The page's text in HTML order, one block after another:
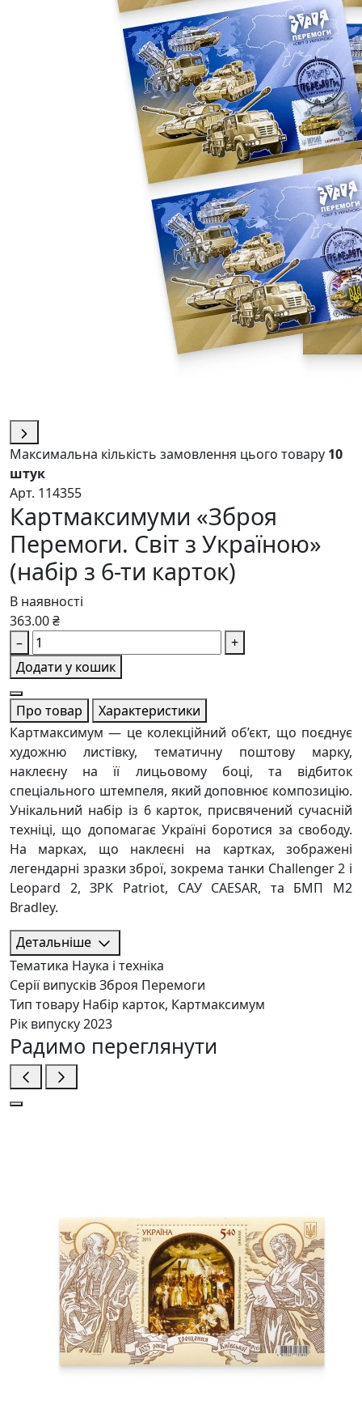
Максимальна кількість замовлення цього товару 10
штук
Арт. 114355
Картмаксимуми «Зброя
Перемоги. Світ з Україною»
(набір з 6-ти карток)
В наявності
363.00 ₴
–
+
Додати у кошик
Про товар
Характеристики
Картмаксимум — це колекційний об’єкт, що поєднує
художню листівку, тематичну поштову марку,
наклеєну на її лицьовому боці, та відбиток
спеціального штемпеля, який доповнює композицію.
Унікальний набір із 6 карток, присвячений сучасній
техніці, що допомагає Україні боротися за свободу.
На марках, що наклеєні на картках, зображені
легендарні зразки зброї, зокрема танки Challenger 2 і
Leopard 2, ЗРК Patriot, САУ CAESAR, та БМП M2
Bradley.
Детальніше
Тематика Наука і техніка
Серії випусківЗброя Перемоги
Тип товару Набір карток, Картмаксимум
Рік випуску2023
Радимо переглянути